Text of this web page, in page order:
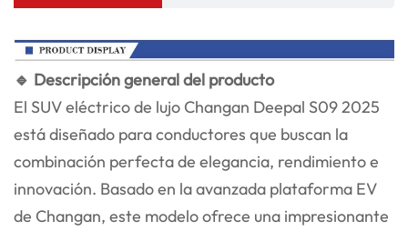
🔹 Descripción general del producto
El SUV eléctrico de lujo Changan Deepal S09 2025
está diseñado para conductores que buscan la
combinación perfecta de elegancia, rendimiento e
innovación. Basado en la avanzada plataforma EV
de Changan, este modelo ofrece una impresionante